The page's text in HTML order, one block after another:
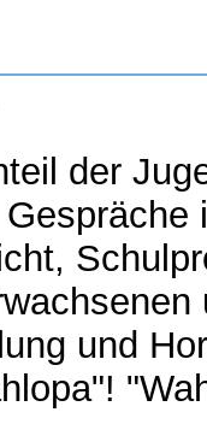
der
und